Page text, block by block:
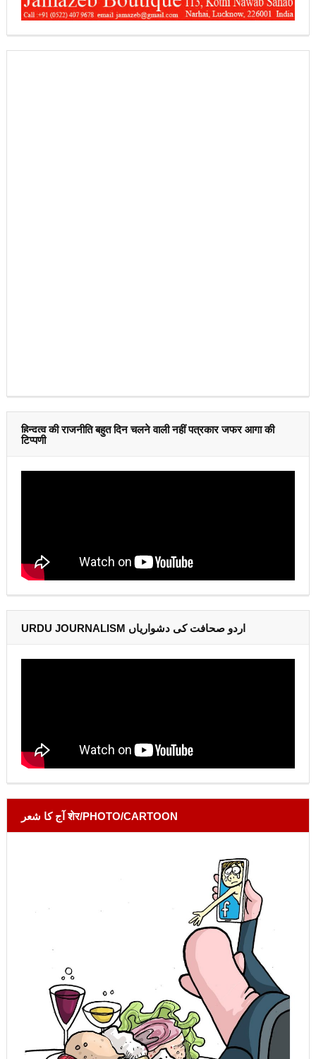
हिन्दुत्व की राजनीति बहुत दिन चलने वाली नहीं पत्रकार जफर आगा की
टिप्पणी
URDU JOURNALISM اردو صحافت کی دشواریاں
آج کا شعر शेर/PHOTO/CARTOON